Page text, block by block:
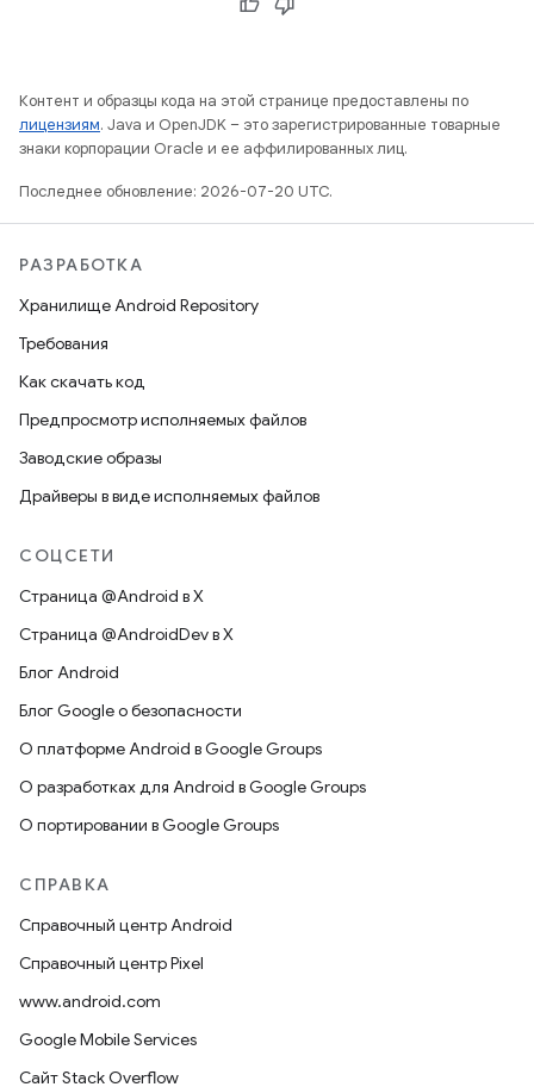
Контент и образцы кода на этой странице предоставлены по
лицензиям. Java и OpenJDK – это зарегистрированные товарные
знаки корпорации Oracle и ее аффилированных лиц.
Последнее обновление: 2026-07-20 UTC.
РАЗРАБОТКА
Хранилище Android Repository
Требования
Как скачать код
Предпросмотр исполняемых файлов
Заводские образы
Драйверы в виде исполняемых файлов
СОЦСЕТИ
Страница @Android в X
Страница @AndroidDev в X
Блог Android
Блог Google о безопасности
О платформе Android в Google Groups
О разработках для Android в Google Groups
О портировании в Google Groups
СПРАВКА
Справочный центр Android
Справочный центр Pixel
www.android.com
Google Mobile Services
Сайт Stack Overflow